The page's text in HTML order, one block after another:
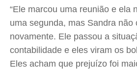
“Ele marcou uma reunião e ela
uma segunda, mas Sandra não
novamente. Ele passou a
contabilidade e eles viram os
Eles acham que prejuízo foi